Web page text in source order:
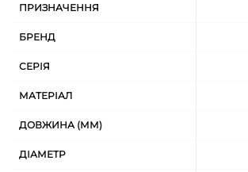
ПРИЗНАЧЕННЯ
БРЕНД
СЕРІЯ
МАТЕРІАЛ
ДОВЖИНА (ММ)
ДІАМЕТР